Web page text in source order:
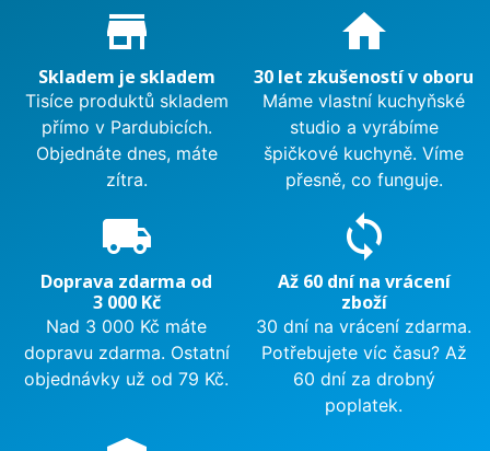
Proč nakupovat u nás?
store_mall_directory
Skladem je skladem
Tisíce produktů skladem
přímo v Pardubicích.
Objednáte dnes, máte
zítra.
home
30 let zkušeností v oboru
Máme vlastní kuchyňské
studio a vyrábíme
špičkové kuchyně. Víme
přesně, co funguje.
local_shipping
Doprava zdarma od
3 000 Kč
Nad 3 000 Kč máte
dopravu zdarma. Ostatní
objednávky už od 79 Kč.
sync
Až 60 dní na vrácení
zboží
30 dní na vrácení zdarma.
Potřebujete víc času? Až
60 dní za drobný
poplatek.